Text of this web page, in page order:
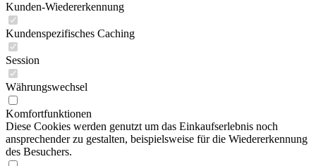
Kunden-Wiedererkennung
Kundenspezifisches Caching
Session
Währungswechsel
Komfortfunktionen
Diese Cookies werden genutzt um das Einkaufserlebnis noch
ansprechender zu gestalten, beispielsweise für die Wiedererkennung
des Besuchers.